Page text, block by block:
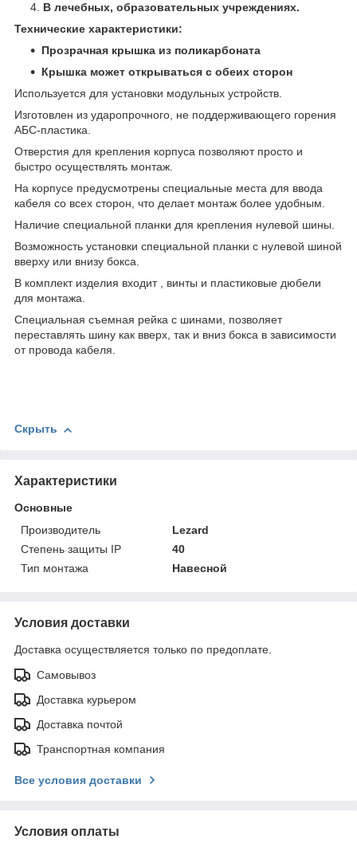
В лечебных, образовательных учреждениях.
Технические характеристики:
Прозрачная крышка из поликарбоната
Крышка может открываться с обеих сторон
Используется для установки модульных устройств.
Изготовлен из ударопрочного, не поддерживающего горения
АБС-пластика.
Отверстия для крепления корпуса позволяют просто и
быстро осуществлять монтаж.
На корпусе предусмотрены специальные места для ввода
кабеля со всех сторон, что делает монтаж более удобным.
Наличие специальной планки для крепления нулевой шины.
Возможность установки специальной планки с нулевой шиной
вверху или внизу бокса.
В комплект изделия входит , винты и пластиковые дюбели
для монтажа.
Специальная съемная рейка с шинами, позволяет
переставлять шину как вверх, так и вниз бокса в зависимости
от провода кабеля.
Скрыть
Характеристики
Основные
Производитель
Lezard
Степень защиты IP
40
Тип монтажа
Навесной
Условия доставки
Доставка осуществляется только по предоплате.
Самовывоз
Доставка курьером
Доставка почтой
Транспортная компания
Все условия доставки
Условия оплаты